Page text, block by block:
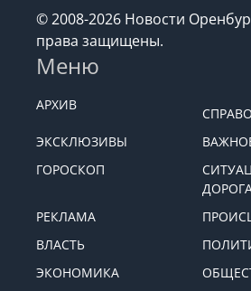
© 2008-2026 Новости
права защищены.
Меню
АРХИВ
ЭКСКЛЮЗИВЫ
ГОРОСКОП
РЕКЛАМА
ВЛАСТЬ
ЭКОНОМИКА